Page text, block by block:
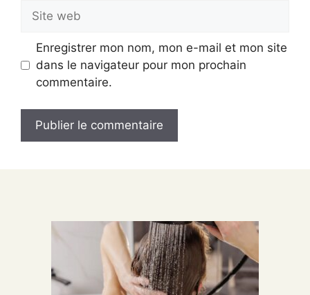
Site
web
Enregistrer mon nom, mon e-mail et mon site
dans le navigateur pour mon prochain
commentaire.